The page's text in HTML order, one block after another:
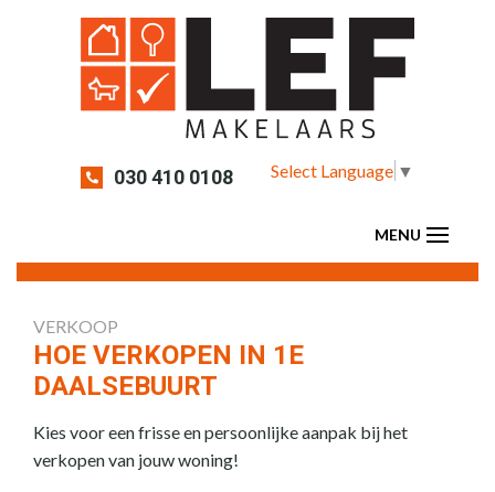
030 410 0108 Select Language ▼
VERKOOP
HOE VERKOPEN IN 1E
DAALSEBUURT
Kies voor een frisse en persoonlijke aanpak bij het
verkopen van jouw woning!